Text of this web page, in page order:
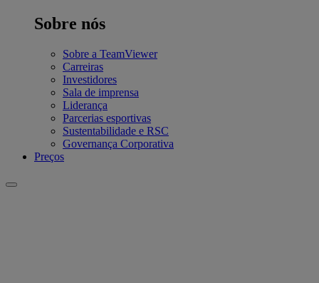
Sobre nós
Sobre a TeamViewer
Carreiras
Investidores
Sala de imprensa
Liderança
Parcerias esportivas
Sustentabilidade e RSC
Governança Corporativa
Preços